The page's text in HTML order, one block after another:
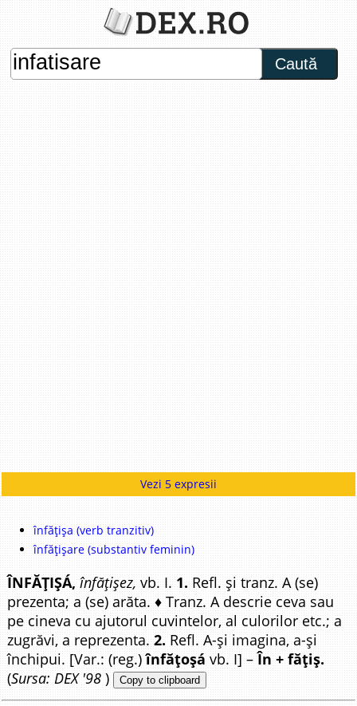
Caută
Vezi 5 expresii
înfățișa (verb tranzitiv)
înfățișare (substantiv feminin)
ÎNFĂȚIȘÁ, înfățișez, vb. I. 1. Refl. și tranz. A (se)
prezenta; a (se) arăta. ♦ Tranz. A descrie ceva sau
pe cineva cu ajutorul cuvintelor, al culorilor etc.; a
zugrăvi, a reprezenta.2. Refl. A-și imagina, a-și
închipui. [Var.: (reg.)înfățoșá vb. I] –În + fățiș.
(Sursa: DEX '98 ) Copy to clipboard